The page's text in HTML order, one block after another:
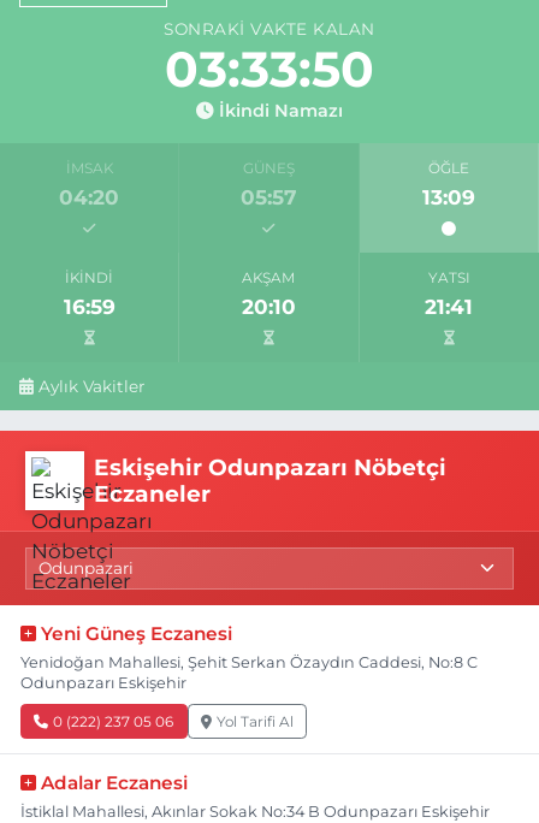
SONRAKI VAKTE KALAN
03:33:50
İkindi Namazı
İMSAK
04:20
GÜNEŞ
05:57
ÖĞLE
13:09
İKINDI
16:59
AKŞAM
20:10
YATSI
21:41
Aylık Vakitler
Eskişehir Odunpazarı Nöbetçi
Eczaneler
Yeni Güneş Eczanesi
Yenidoğan Mahallesi, Şehit Serkan Özaydın Caddesi, No:8 C
Odunpazarı Eskişehir
0 (222) 237 05 06 Yol Tarifi Al
Adalar Eczanesi
İstiklal Mahallesi, Akınlar Sokak No:34 B Odunpazarı Eskişehir